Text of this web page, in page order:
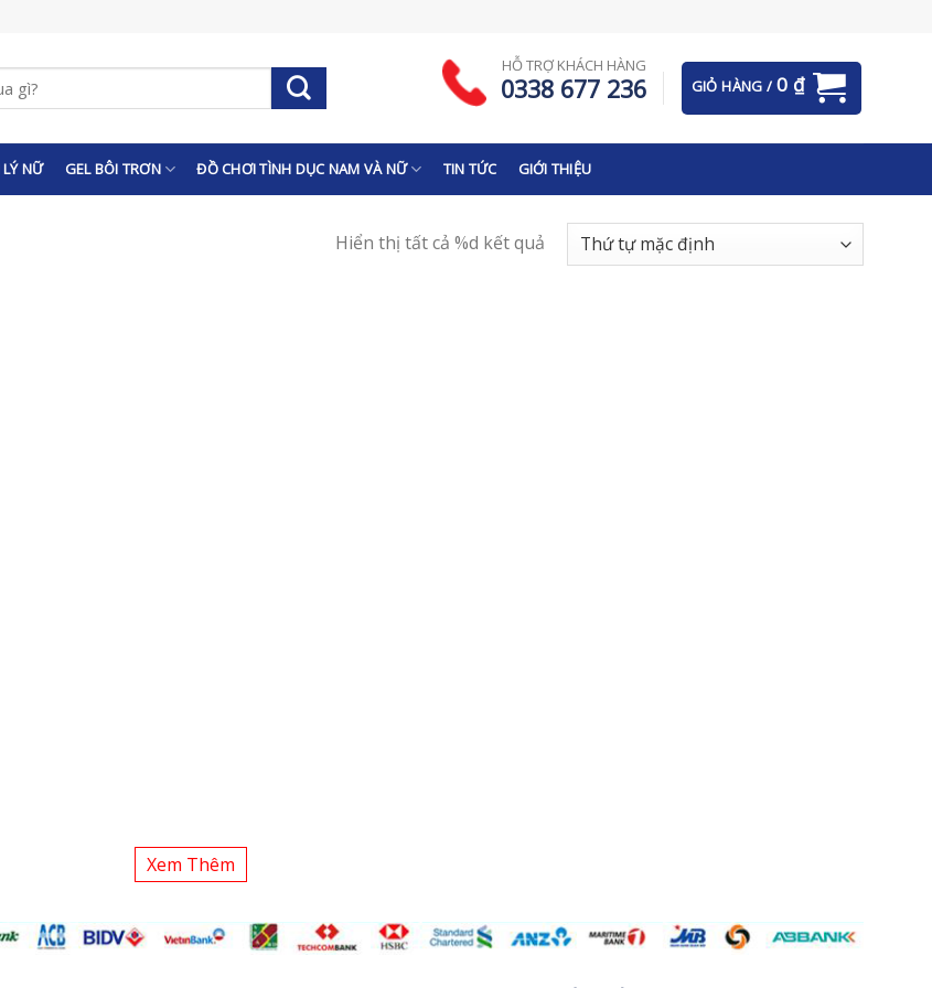
HỖ TRỢ KHÁCH HÀNG
0338 677 236 GIỎ HÀNG / 0 ₫
NỮ GEL BÔI TRƠN ĐỒ CHƠI TÌNH DỤC NAM VÀ NỮ TIN TỨC GIỚI THIỆU
Hiển thị tất cả %d kết quả
Xem Thêm